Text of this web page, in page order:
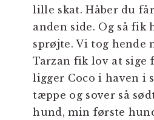
lille skat. Håber du
anden side. Og så fik
sprøjte. Vi tog hende
Tarzan fik lov at sige
ligger Coco i haven i
tæppe og sover så
hund, min første